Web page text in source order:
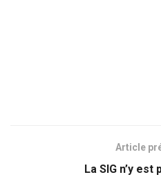
Article
La SIG n’y est